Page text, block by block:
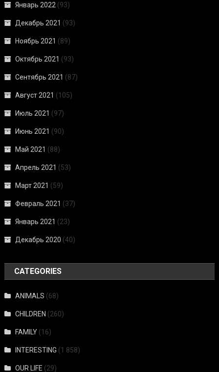
Январь 2022 (93)
Декабрь 2021 (93)
Ноябрь 2021 (89)
Октябрь 2021 (93)
Сентябрь 2021 (87)
Август 2021 (105)
Июль 2021 (97)
Июнь 2021 (90)
Май 2021 (88)
Апрель 2021 (53)
Март 2021 (59)
Февраль 2021 (37)
Январь 2021 (23)
Декабрь 2020 (40)
CATEGORIES
ANIMALS (68)
CHILDREN (260)
FAMILY (16)
INTERESTING (1 858)
OUR LIFE (29)